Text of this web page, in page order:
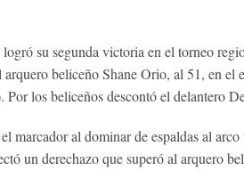
logró su segunda victoria en el torneo
beliceño Shane Orio, al 51, en el
Por los beliceños descontó el delantero
marcador al dominar de espaldas al
un derechazo que superó al arquero